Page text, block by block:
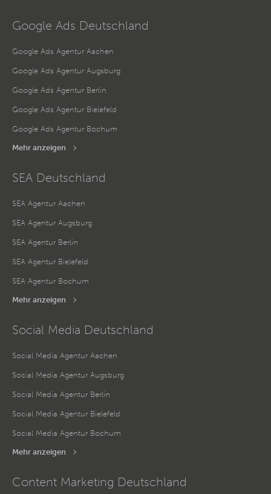
Google Ads Deutschland
Google Ads Agentur Aachen
Google Ads Agentur Augsburg
Google Ads Agentur Berlin
Google Ads Agentur Bielefeld
Google Ads Agentur Bochum
Mehr anzeigen
SEA Deutschland
SEA Agentur Aachen
SEA Agentur Augsburg
SEA Agentur Berlin
SEA Agentur Bielefeld
SEA Agentur Bochum
Mehr anzeigen
Social Media Deutschland
Social Media Agentur Aachen
Social Media Agentur Augsburg
Social Media Agentur Berlin
Social Media Agentur Bielefeld
Social Media Agentur Bochum
Mehr anzeigen
Content Marketing Deutschland